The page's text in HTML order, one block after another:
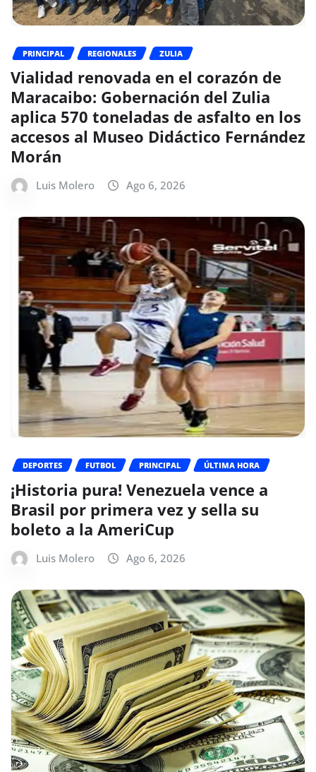
PRINCIPAL REGIONALES ZULIA
Vialidad renovada en el corazón de
Maracaibo: Gobernación del Zulia
aplica 570 toneladas de asfalto en los
accesos al Museo Didáctico Fernández
Morán
Luis Molero Ago 6, 2026
DEPORTES FUTBOL PRINCIPAL ÚLTIMA HORA
¡Historia pura! Venezuela vence a
Brasil por primera vez y sella su
boleto a la AmeriCup
Luis Molero Ago 6, 2026